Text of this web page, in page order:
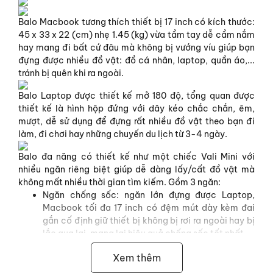
Balo Macbook tương thích thiết bị 17 inch có kích thước:
45 x 33 x 22 (cm) nhẹ 1.45 (kg) vừa tầm tay dễ cầm nắm
hay mang đi bất cứ đâu mà không bị vướng víu giúp bạn
đựng được nhiều đồ vật: đồ cá nhân, laptop, quần áo,...
tránh bị quên khi ra ngoài.
Balo Laptop được thiết kế mở 180 độ, tổng quan được
thiết kế là hình hộp đứng với dây kéo chắc chắn, êm,
mượt, dễ sử dụng để đựng rất nhiều đồ vật theo bạn đi
làm, đi chơi hay những chuyến du lịch từ 3-4 ngày.
Balo đa năng có thiết kế như một chiếc Vali Mini với
nhiều ngăn riêng biệt giúp dễ dàng lấy/cất đồ vật mà
không mất nhiều thời gian tìm kiếm. Gồm 3 ngăn:
Ngăn chống sốc: ngăn lớn đựng được Laptop,
Macbook tối đa 17 inch có đệm mút dày kèm đai
gắn cố định giữ thiết bị không bị rơi ra ngoài hay bị
lắc qua lại, mang lại hiệu quả chống sốc tốt nhất.
Ngăn chính được bảo vệ bởi túi lưới đựng quần áo,
sách vở, phone, bàn phím,... những đồ vật có kích
Xem thêm